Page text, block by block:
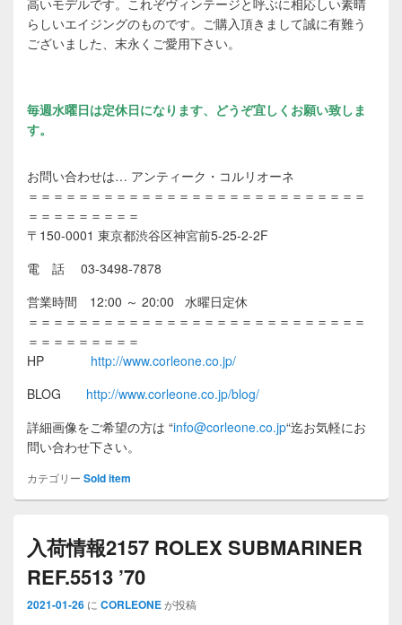
らしいエイジングのものです。ご購入頂きまして誠に有難う
ございました、末永くご愛用下さい。
毎週水曜日は定休日になります、どうぞ宜しくお願い致しま
す。
お問い合わせは… アンティーク・コルリオーネ
＝＝＝＝＝＝＝＝＝＝＝＝＝＝＝＝＝＝＝＝＝＝＝＝＝＝＝
＝＝＝＝＝＝＝＝＝
〒150-0001 東京都渋谷区神宮前5-25-2-2F
電 話 03-3498-7878
営業時間 12:00 ～ 20:00 水曜日定休
＝＝＝＝＝＝＝＝＝＝＝＝＝＝＝＝＝＝＝＝＝＝＝＝＝＝＝
＝＝＝＝＝＝＝＝＝
HP
http://www.corleone.co.jp/
BLOG http://www.corleone.co.jp/blog/
詳細画像をご希望の方は “info@corleone.co.jp“迄お気軽にお
問い合わせ下さい。
カテゴリー Sold item
入荷情報2157 ROLEX SUBMARINER
REF.5513 ’70
2021-01-26 に CORLEONEが投稿